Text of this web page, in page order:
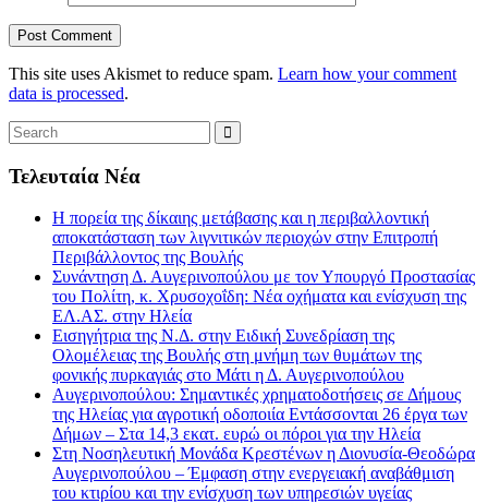
This site uses Akismet to reduce spam. Learn how your comment
data is processed.
Τελευταία Νέα
Η πορεία της δίκαιης μετάβασης και η περιβαλλοντική
αποκατάσταση των λιγνιτικών περιοχών στην Επιτροπή
Περιβάλλοντος της Βουλής
Συνάντηση Δ. Αυγερινοπούλου με τον Υπουργό Προστασίας
του Πολίτη, κ. Χρυσοχοΐδη: Νέα οχήματα και ενίσχυση της
ΕΛ.ΑΣ. στην Ηλεία
Εισηγήτρια της Ν.Δ. στην Ειδική Συνεδρίαση της
Ολομέλειας της Βουλής στη μνήμη των θυμάτων της
φονικής πυρκαγιάς στο Μάτι η Δ. Αυγερινοπούλου
Αυγερινοπούλου: Σημαντικές χρηματοδοτήσεις σε Δήμους
της Ηλείας για αγροτική οδοποιία Εντάσσονται 26 έργα των
Δήμων – Στα 14,3 εκατ. ευρώ οι πόροι για την Ηλεία
Στη Νοσηλευτική Μονάδα Κρεστένων η Διονυσία-Θεοδώρα
Αυγερινοπούλου – Έμφαση στην ενεργειακή αναβάθμιση
του κτιρίου και την ενίσχυση των υπηρεσιών υγείας